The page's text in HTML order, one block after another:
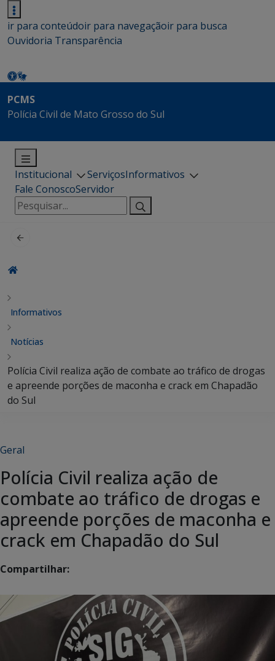
ir para conteúdoir para navegaçãoir para busca
Ouvidoria Transparência
PCMS
Polícia Civil de Mato Grosso do Sul
Institucional ServiçosInformativos
Fale ConoscoServidor
Pesquisar
por:
Informativos
Notícias
Polícia Civil realiza ação de combate ao tráfico de drogas
e apreende porções de maconha e crack em Chapadão
do Sul
Geral
Polícia Civil realiza ação de
combate ao tráfico de drogas e
apreende porções de maconha e
crack em Chapadão do Sul
Compartilhar: